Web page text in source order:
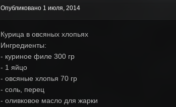
Опубликовано 1 июля, 2014
Курица в овсяных хлопьях
Ингредиенты:
- куриное филе 300 гр
- 1 яйцо
- овсяные хлопья 70 гр
- соль, перец
- оливковое масло для жарки